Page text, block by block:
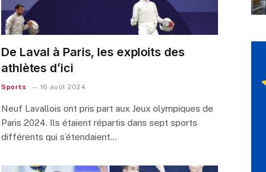
De Laval à Paris, les exploits des
athlètes d’ici
Sports 16 août 2024
Neuf Lavallois ont pris part aux Jeux olympiques de
Paris 2024. Ils étaient répartis dans sept sports
différents qui s’étendaient…